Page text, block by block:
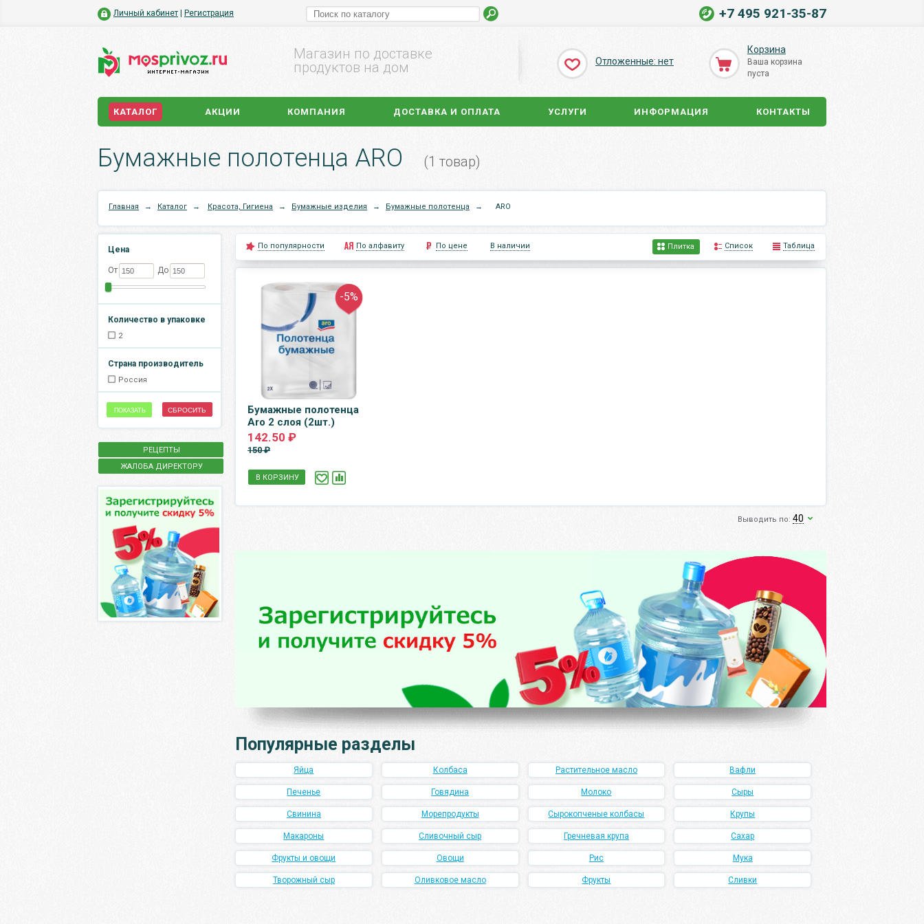
Личный кабинет Регистрация +7 495 921-35-87
Магазин по доставке
продуктов на дом
Отложенные: нет
Корзина
Ваша корзина
пуста
КАТАЛОГ АКЦИИ КОМПАНИЯ ДОСТАВКА И ОПЛАТА УСЛУГИ ИНФОРМАЦИЯ КОНТАКТЫ
Бумажные полотенца ARO (1 товар)
Главная → Каталог → Красота, Гигиена → Бумажные изделия → Бумажные полотенца → ARO
Цена
От До
Количество в упаковке
2
Страна производитель
Россия
ПОКАЗАТЬ СБРОСИТЬ
РЕЦЕПТЫ
ЖАЛОБА ДИРЕКТОРУ
По популярности По алфавиту По цене В наличии Плитка Список Таблица
-5%
Бумажные полотенца
Aro 2 слоя (2шт.)
142.50 ₽
150 ₽
В КОРЗИНУ
Выводить по: 40
Популярные разделы
Яйца Колбаса Растительное масло Вафли
Печенье Говядина Молоко Сыры
Свинина Морепродукты Сырокопченые колбасы Крупы
Макароны Сливочный сыр Гречневая крупа Сахар
Фрукты и овощи Овощи Рис Мука
Творожный сыр Оливковое масло Фрукты Сливки